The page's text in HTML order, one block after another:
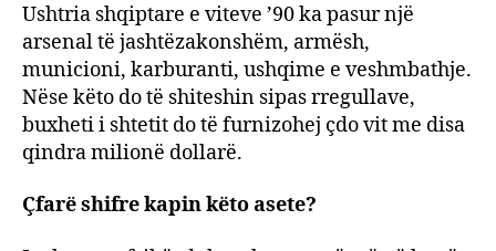
Ushtria shqiptare e viteve ’90 ka pasur një
arsenal të jashtëzakonshëm, armësh,
municioni, karburanti, ushqime e veshmbathje.
Nëse këto do të shiteshin sipas rregullave,
buxheti i shtetit do të furnizohej çdo vit me disa
qindra milionë dollarë.
Çfarë shifre kapin këto asete?